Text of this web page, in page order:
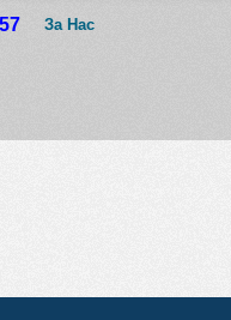
За Нас